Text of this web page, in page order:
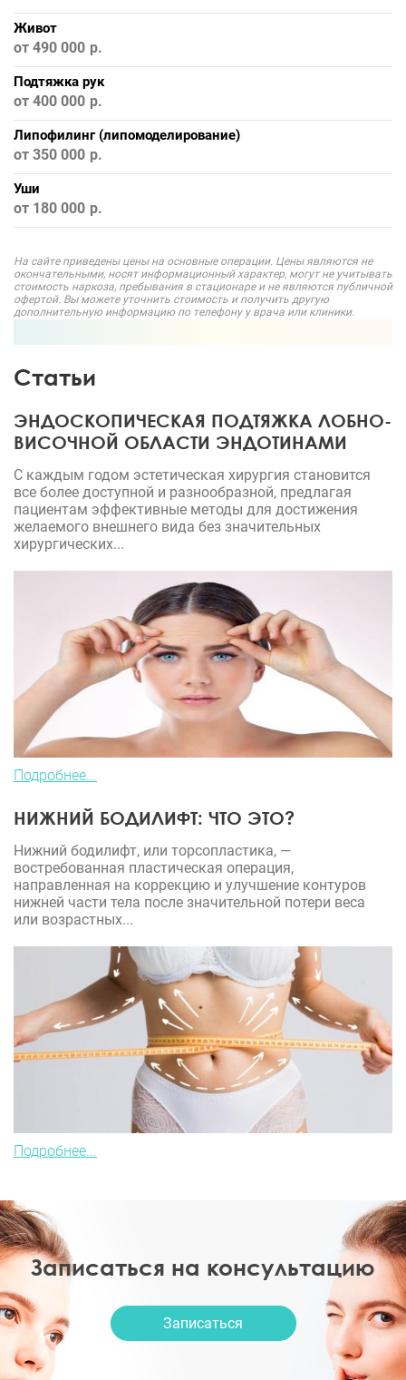
Живот
от 490 000
Подтяжка рук
от 400 000
Липофилинг (липомоделирование)
от 350 000
Уши
от 180 000
На сайте приведены цены на основные операции. Цены являются не
окончательными, носят информационный характер, могут не учитывать
стоимость наркоза, пребывания в стационаре и не являются публичной
офертой. Вы можете уточнить стоимость и получить другую
дополнительную информацию по телефону у врача или клиники.
Статьи
ЭНДОСКОПИЧЕСКАЯ ПОДТЯЖКА ЛОБНО-
ВИСОЧНОЙ ОБЛАСТИ ЭНДОТИНАМИ
С каждым годом эстетическая хирургия становится
все более доступной и разнообразной, предлагая
пациентам эффективные методы для достижения
желаемого внешнего вида без значительных
хирургических...
Подробнее...
НИЖНИЙ БОДИЛИФТ: ЧТО ЭТО?
Нижний бодилифт, или торсопластика, —
востребованная пластическая операция,
направленная на коррекцию и улучшение контуров
нижней части тела после значительной потери веса
или возрастных...
Подробнее...
Записаться на консультацию
Записаться